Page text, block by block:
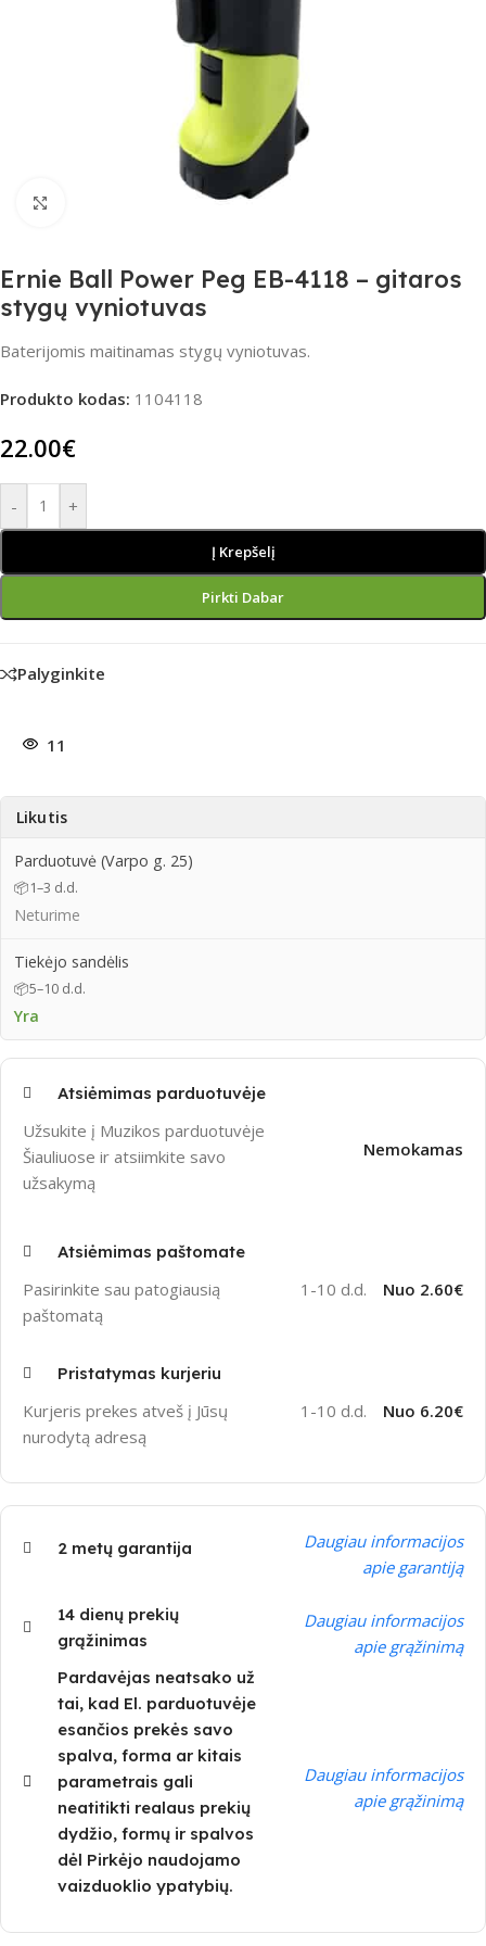
Spustelėkite, jei norite padidinti
Ernie Ball Power Peg EB-4118 – gitaros
stygų vyniotuvas
Baterijomis maitinamas stygų vyniotuvas.
Produkto kodas: 1104118
22.00€
- +
Į Krepšelį
Pirkti Dabar
Palyginkite
11
Likutis
Parduotuvė (Varpo g. 25)
📦1–3 d.d.
Neturime
Tiekėjo sandėlis
📦5–10 d.d.
Yra
Atsiėmimas parduotuvėje
Užsukite į Muzikos parduotuvėje
Šiauliuose ir atsiimkite savo
užsakymą
Nemokamas
Atsiėmimas paštomate
Pasirinkite sau patogiausią
paštomatą
1-10 d.d. Nuo 2.60€
Pristatymas kurjeriu
Kurjeris prekes atveš į Jūsų
nurodytą adresą
1-10 d.d. Nuo 6.20€
2 metų garantija
Daugiau informacijos
apie garantiją
14 dienų prekių
grąžinimas
Daugiau informacijos
apie grąžinimą
Pardavėjas neatsako už
tai, kad El. parduotuvėje
esančios prekės savo
spalva, forma ar kitais
parametrais gali
neatitikti realaus prekių
dydžio, formų ir spalvos
dėl Pirkėjo naudojamo
vaizduoklio ypatybių.
Daugiau informacijos
apie grąžinimą